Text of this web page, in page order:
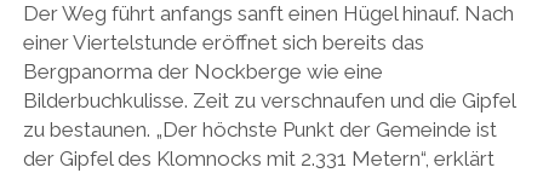
Der Weg führt anfangs sanft einen Hügel hinauf. Nach
einer Viertelstunde eröffnet sich bereits das
Bergpanorma der Nockberge wie eine
Bilderbuchkulisse. Zeit zu verschnaufen und die Gipfel
zu bestaunen. „Der höchste Punkt der Gemeinde ist
der Gipfel des Klomnocks mit 2.331 Metern“, erklärt